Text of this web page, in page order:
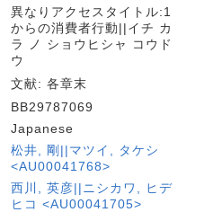
異なりアクセスタイトル:1
からの消費者行動||イチ カ
ラ ノ ショウヒシャ コウド
ウ
文献: 各章末
BB29787069
Japanese
松井, 剛||マツイ, タケシ
<AU00041768>
西川, 英彦||ニシカワ, ヒデ
ヒコ <AU00041705>